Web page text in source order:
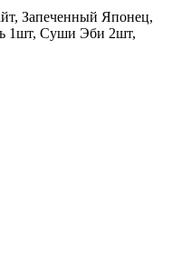
Запеченный Японец,
1шт, Суши Эби 2шт,